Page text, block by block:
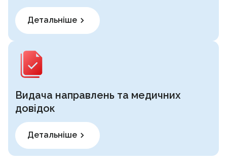
Детальніше
Видача направлень та медичних
довідок
Детальніше